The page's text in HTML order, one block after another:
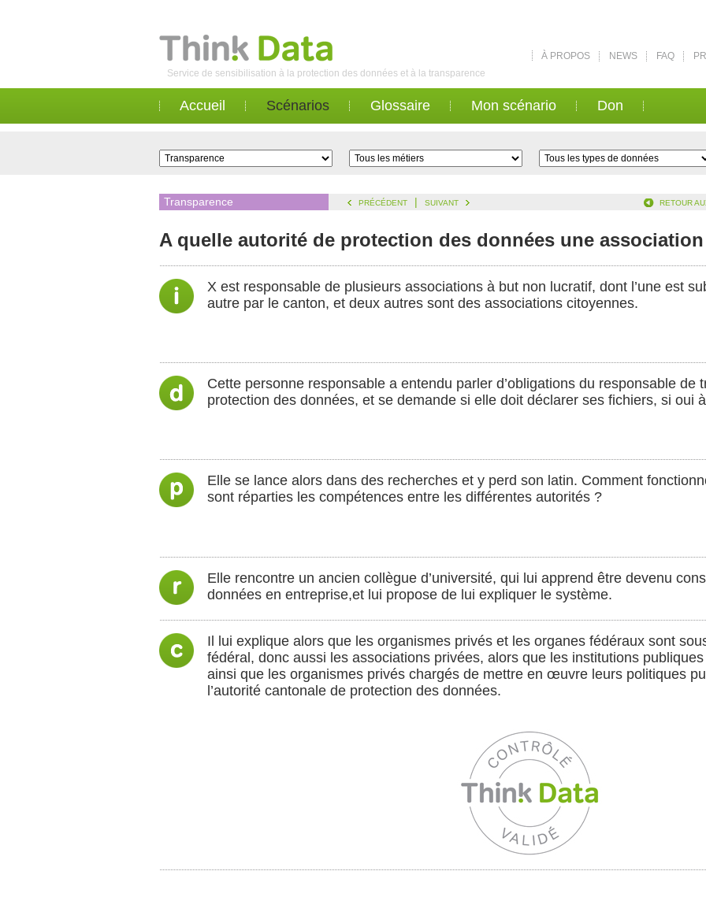
Service de sensibilisation à la protection des données et à la transparence
À PROPOS NEWS FAQ
Accueil Scénarios Glossaire Mon scénario Don
Transparence PRÉCÉDENT | SUIVANT RETOUR
A quelle autorité de protection des données une
X est responsable de plusieurs associations à but non lucratif, dont l’une est
autre par le canton, et deux autres sont des associations citoyennes.
Cette personne responsable a entendu parler d’obligations du responsable de
protection des données, et se demande si elle doit déclarer ses fichiers, si oui
Elle se lance alors dans des recherches et y perd son latin. Comment
sont réparties les compétences entre les différentes autorités ?
Elle rencontre un ancien collègue d’université, qui lui apprend être devenu
données en entreprise,et lui propose de lui expliquer le système.
Il lui explique alors que les organismes privés et les organes fédéraux sont
fédéral, donc aussi les associations privées, alors que les institutions
ainsi que les organismes privés chargés de mettre en œuvre leurs politiques
l’autorité cantonale de protection des données.